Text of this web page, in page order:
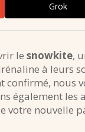
Grok
lesnowkite,
à leurs
les
votre nouvelle